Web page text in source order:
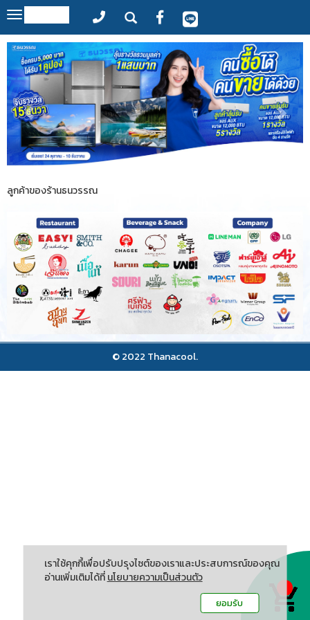
Toggle
navigation
ลูกค้าของร้านธนวรรณ
© 2022 Thanacool.
เราใช้คุกกี้เพื่อปรับปรุงไซต์ของเราและประสบการณ์ของคุณ
อ่านเพิ่มเติมได้ที่ นโยบายความเป็นส่วนตัว
ยอมรับ